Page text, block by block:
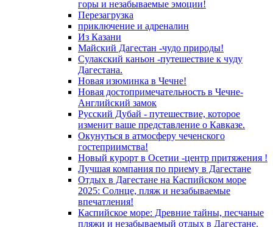
горы и незабываемые эмоции!
Перезагрузка
приключение и адреналин
Из Казани
Майский Дагестан -чудо природы!
Сулакский каньон -путешествие к чуду
Дагестана.
Новая изюминка в Чечне!
Новая достопримечательность в Чечне-
Английский замок
Русский Дубай - путешествие, которое
изменит ваше представление о Кавказе.
Окунуться в атмосферу чеченского
гостеприимства!
Новый курорт в Осетии -центр притяжения !
Лучшая компания по приему в Дагестане
Отдых в Дагестане на Каспийском море
2025: Солнце, пляж и незабываемые
впечатления!
Каспийское море: Древние тайны, песчаные
пляжи и незабываемый отдых в Дагестане.